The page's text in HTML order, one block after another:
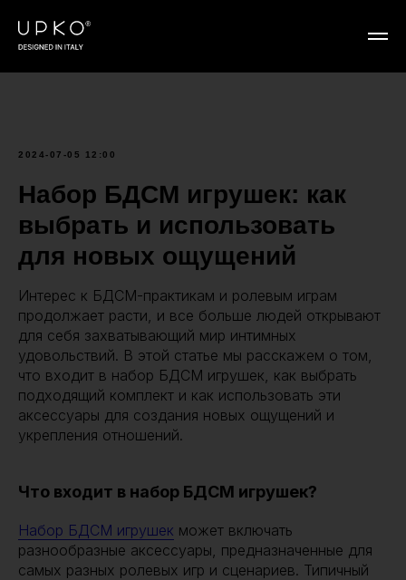
2024-07-05 12:00
Набор БДСМ игрушек: как
выбрать и использовать
для новых ощущений
Интерес к БДСМ-практикам и ролевым играм
продолжает расти, и все больше людей открывают
для себя захватывающий мир интимных
удовольствий. В этой статье мы расскажем о том,
что входит в набор БДСМ игрушек, как выбрать
подходящий комплект и как использовать эти
аксессуары для создания новых ощущений и
укрепления отношений.
Что входит в набор БДСМ игрушек?
Набор БДСМ игрушек может включать
разнообразные аксессуары, предназначенные для
самых разных ролевых игр и сценариев. Типичный